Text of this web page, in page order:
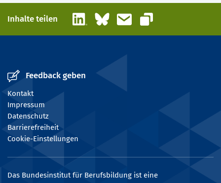
Inhalte teilen LinkedInBlueskyE-Mail
Link kopieren
Feedback geben
Kontakt
Impressum
Datenschutz
Barrierefreiheit
Cookie-Einstellungen
Das Bundesinstitut für Berufsbildung ist eine